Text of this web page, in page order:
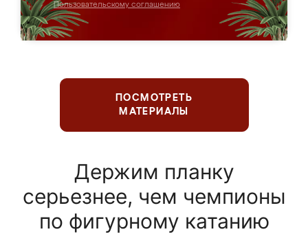
Пользовательскому соглашению
ПОСМОТРЕТЬ
МАТЕРИАЛЫ
Держим планку
серьезнее, чем чемпионы
по фигурному катанию